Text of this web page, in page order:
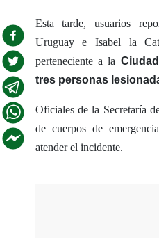
Esta tarde, usuarios
Uruguay e Isabel la
perteneciente a la
tres personas
Oficiales de la Secretaría
de cuerpos de
atender el incidente.